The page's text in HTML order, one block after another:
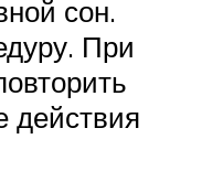
сон.
При
действия